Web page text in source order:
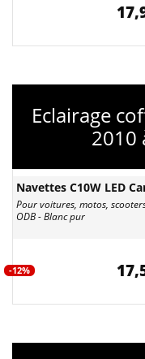
Eclairage
2010
Navettes C10W LED
Pour voitures, motos,
ODB - Blanc pur
-12%